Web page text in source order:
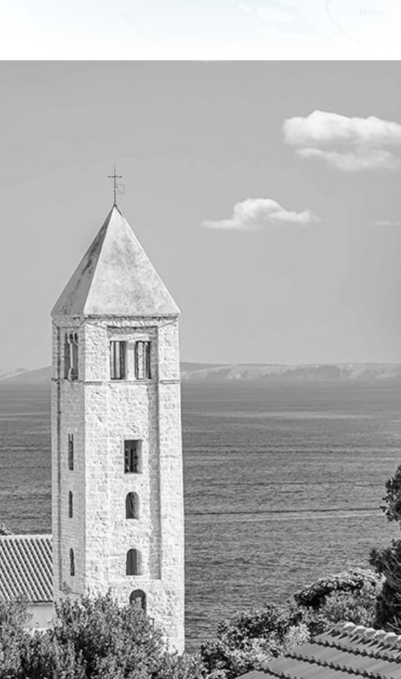
Población
EUROSTAT
59% Población urbana
83.6% Acceso a Internet
92.6% Acceso bancario
100% Acceso a teléfonos móviles